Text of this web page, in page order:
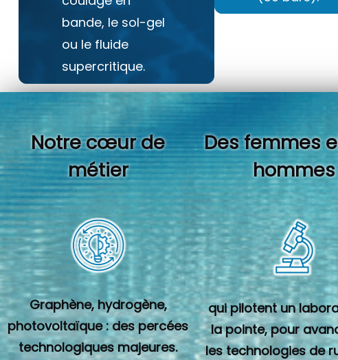
bande, le sol-gel
ou le fluide
supercritique.
Notre cœur de
métier
Graphène, hydrogène,
photovoltaïque : des percées
technologiques majeures.
Des femmes
hommes
qui pilotent un
la pointe, pour
les technologies de